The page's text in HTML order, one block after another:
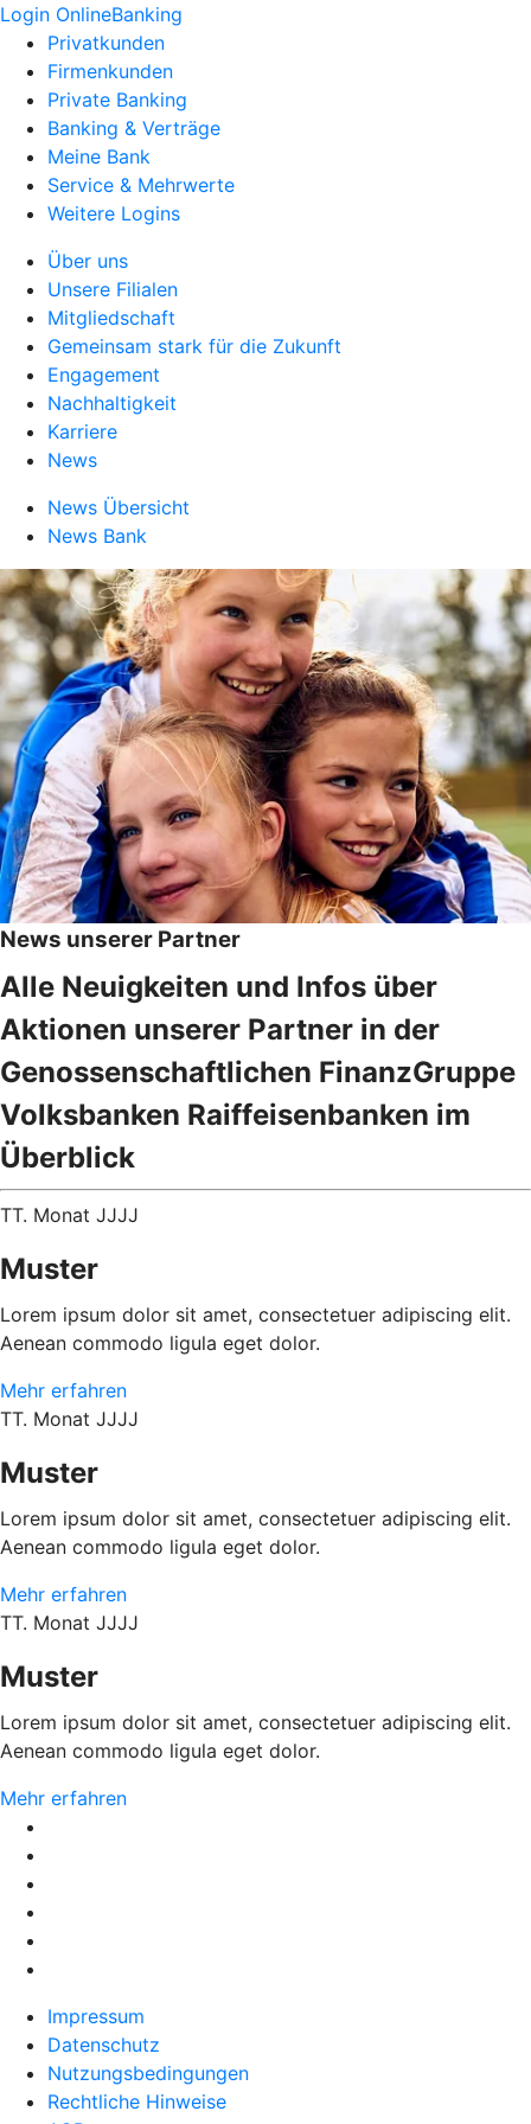
Login OnlineBanking
Privatkunden
Firmenkunden
Private Banking
Banking & Verträge
Meine Bank
Service & Mehrwerte
Weitere Logins
Über uns
Unsere Filialen
Mitgliedschaft
Gemeinsam stark für die Zukunft
Engagement
Nachhaltigkeit
Karriere
News
News Übersicht
News Bank
News unserer Partner
Alle Neuigkeiten und Infos über
Aktionen unserer Partner in der
Genossenschaftlichen FinanzGruppe
Volksbanken Raiffeisenbanken im
Überblick
TT. Monat JJJJ
Muster
Lorem ipsum dolor sit amet, consectetuer adipiscing elit.
Aenean commodo ligula eget dolor.
Mehr erfahren
TT. Monat JJJJ
Muster
Lorem ipsum dolor sit amet, consectetuer adipiscing elit.
Aenean commodo ligula eget dolor.
Mehr erfahren
TT. Monat JJJJ
Muster
Lorem ipsum dolor sit amet, consectetuer adipiscing elit.
Aenean commodo ligula eget dolor.
Mehr erfahren
Impressum
Datenschutz
Nutzungsbedingungen
Rechtliche Hinweise